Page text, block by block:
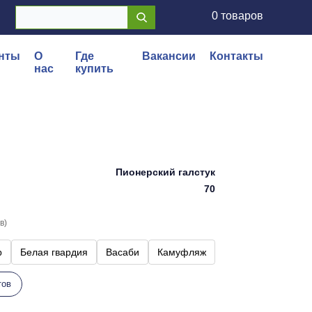
0 товаров
О
нас
Где
купить
Вакансии Контакты
Пионерский галстук
70
Белая гвардия Васаби Камуфляж